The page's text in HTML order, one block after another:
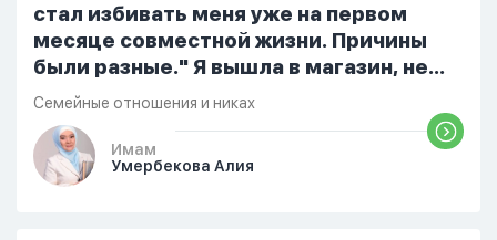
стал избивать меня уже на первом
месяце совместной жизни. Причины
были разные." Я вышла в магазин, не
помыла вовремя посуду, не
приготовила во время еду, прошу
немного времени и любви" он никогда
не свободен для меня. С 7 утра до 8
Семейные отношения и никах
Имам
Умербекова Алия